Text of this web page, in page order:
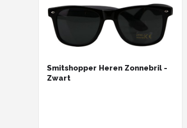
Smitshopper Heren Zonnebril -
Zwart